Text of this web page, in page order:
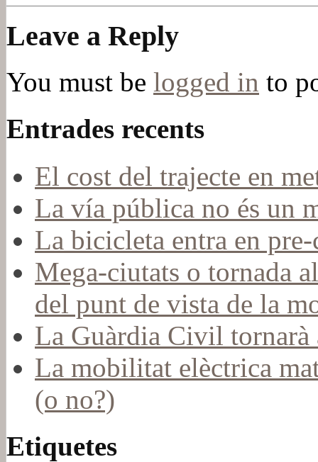
Leave a Reply
You must be logged in to
Entrades recents
El cost del trajecte en
La vía pública no és un
La bicicleta entra en pre-
Mega-ciutats o tornada
del punt de vista de la
La Guàrdia Civil
La mobilitat elèctrica
(o no?)
Etiquetes